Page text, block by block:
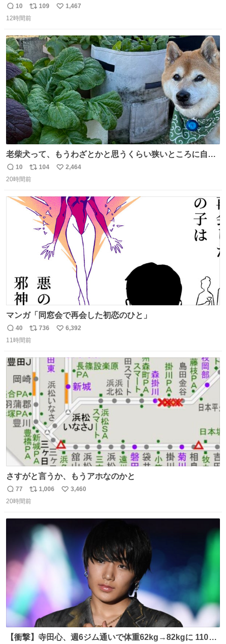
じめると、アイツが海から上がって来るぞ。」って。
返
信
10
リ
ポ
ト
数
109
い
数
1,467
12時間前
老柴犬って、もうわざとかと思うくらい狭いところに自ら
はまりにいくじゃないですか？ 今朝ガーデニングしてる飼
い主の間にはまってきて、最高に可愛かった♥️
返
信
10
リ
ポ
ト
数
104
い
数
2,464
20時間前
マンガ「同窓会で再会した初恋のひと」
返
信
40
リ
ポ
ト
数
736
い
6,392
11時間前
さすがと言うか、もうアホなのかと
返
信
77
リ
ポ
ト
数
1,006
い
3,460
20時間前
【衝撃】寺田心、週6ジム通いで体重62kg→82kgに 110kg